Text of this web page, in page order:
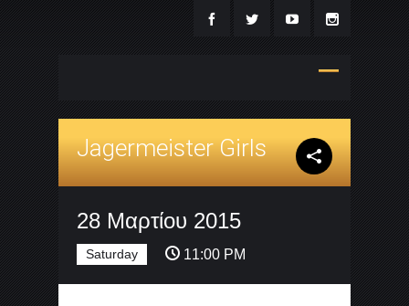
Jagermeister Girls
28 Μαρτίου 2015
Saturday 11:00 PM